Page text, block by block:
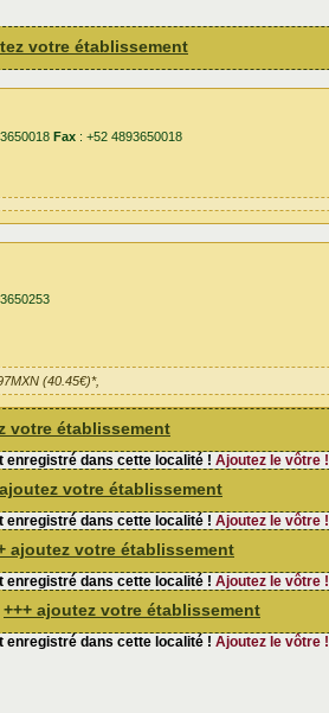
votre établissement
Fax : +52 4893650018
(40.45€)*,
votre établissement
dans cette localité ! Ajoutez le vôtre !
votre établissement
dans cette localité ! Ajoutez le vôtre !
ajoutez votre établissement
dans cette localité ! Ajoutez le vôtre !
+++ ajoutez votre établissement
dans cette localité ! Ajoutez le vôtre !